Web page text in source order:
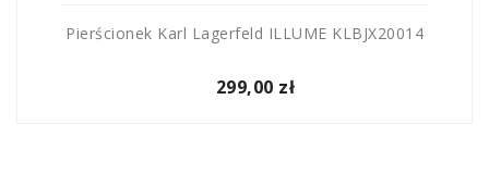
Pierścionek Karl Lagerfeld ILLUME KLBJX20014
299,00 zł